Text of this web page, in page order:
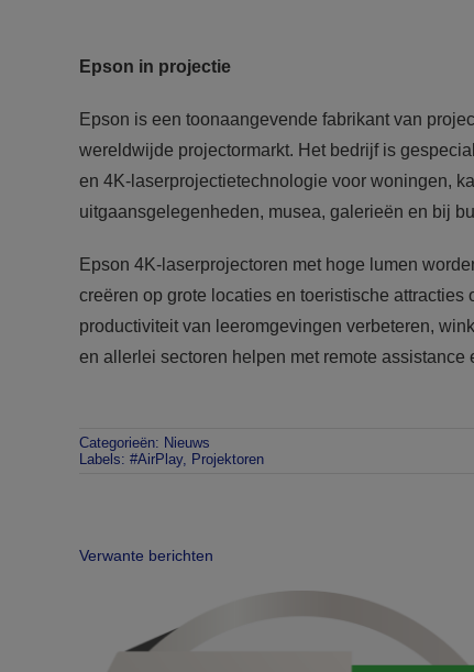
Epson in projectie
Epson is een toonaangevende fabrikant van
wereldwijde projectormarkt. Het bedrijf is
en 4K-laserprojectietechnologie voor woningen,
uitgaansgelegenheden, musea, galerieën en bij
Epson 4K-laserprojectoren met hoge lumen
creëren op grote locaties en toeristische
productiviteit van leeromgevingen verbeteren,
en allerlei sectoren helpen met remote assistance
Categorieën: Nieuws
Labels: #AirPlay, Projektoren
Verwante berichten